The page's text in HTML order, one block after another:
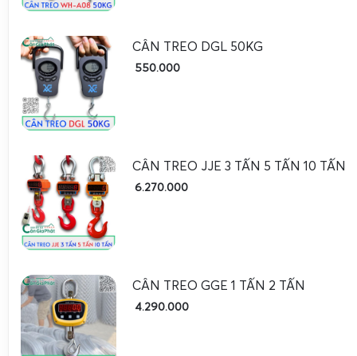
Trong bối cảnh giá cả thực phẩm biến động, việc sở hữu
đáng tin cậy như
hơn khối lượng hàng hóa, tránh tình trạng thiếu hụt
dịch. Người dùng có thể treo túi hàng lên móc cân, đọc
hình LCD, từ đó so sánh với khối lượng mà người bán
Đối với các hộ gia đình kinh doanh nhỏ lẻ, bán thực phẩm,
cá,cân thực phẩm
CÂN TREO DGL 50KG
550.000
CÂN TREO JJE 3 TẤN 5 TẤN 10 TẤN
6.270.000
CÂN TREO GGE 1 TẤN 2 TẤN
4.290.000